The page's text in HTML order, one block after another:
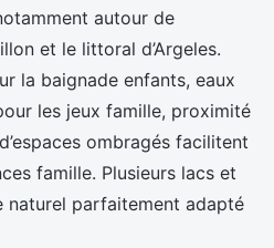
autour de
et le littoral d’Argeles.
la baignade enfants, eaux
les jeux famille, proximité
ombragés facilitent
famille. Plusieurs lacs et
naturel parfaitement adapté